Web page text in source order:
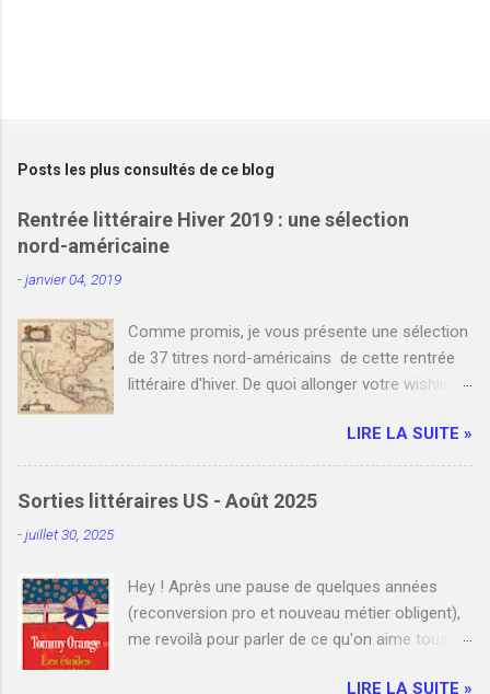
e
s
t
e
u
n
c
o
m
n
a
i
r
Posts les plus consultés de ce blog
Rentrée littéraire Hiver 2019 : une sélection
nord-américaine
-janvier 04, 2019
Comme promis, je vous présente une sélection
de 37 titres nord-américains de cette rentrée
littéraire d'hiver. De quoi allonger votre wishlist
libraire favori. Bien entendu, je n'y ai pas
référencé tous les romans nord-américains de
janvier et février. Cependant, si vous le
mentionne à la fin de cet article les liens de
deux blogs qui listent l'ensemble des sorties
grands formats. N'hésitez pas à y jeter un oeil !
LIRE LA SUITE »
Sorties littéraires US - Août 2025
-juillet 30, 2025
Hey ! Après une pause de quelques années
(reconversion pro et nouveau métier obligent),
me revoilà pour parler de ce qu'on aime tous ici
LIRE LA SUITE »